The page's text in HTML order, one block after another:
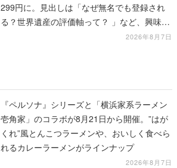
299円に。見出しは「なぜ無名でも登録され
る？世界遺産の評価軸って？ 」など、興味を
2026年8月7日
『ペルソナ』シリーズと「横浜家系ラーメン
壱角家」のコラボが8月21日から開催。”はが
くれ”風とんこつラーメンや、おいしく食べら
れるカレーラーメンがラインナップ
2026年8月7日